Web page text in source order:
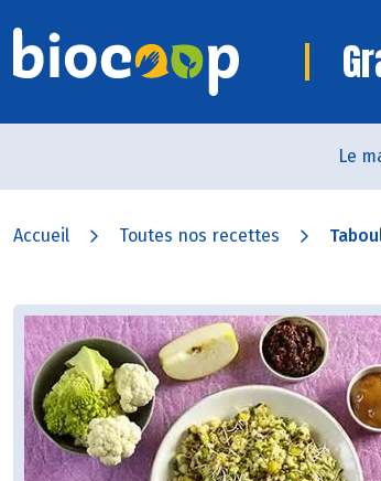
Le
Accueil Toutes nos recettes